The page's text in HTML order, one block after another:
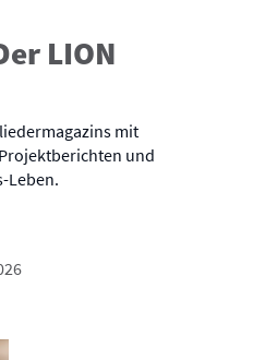
LION
mit
und
Leben.